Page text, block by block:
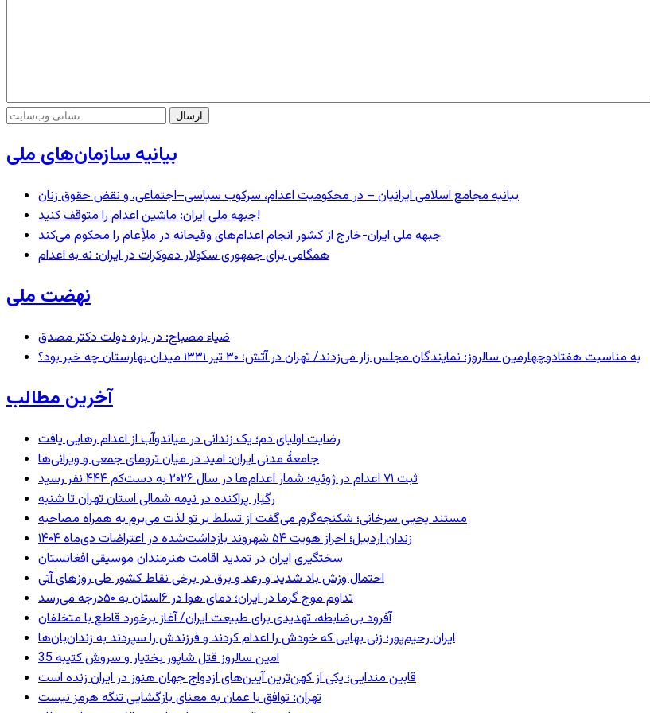
بیانیه سازمان‌های ملی
بیانیه مجامع اسلامی ایرانیان – در محکومیت اعدام، سرکوب سیاسی–اجتماعی، و نقض حقوق زنان
جبهه ملی ایران: ماشین اعدام را متوقف کنید!
جبهه ملی ایران-خارج از کشور انجام اعدام‌های وقیحانه در ملأِعام را محکوم می‌کند
همگامی برای جمهوری سکولار دموکرات در ایران: نه به اعدام
نهضت ملی
ضیاء مصباح: در باره دولت دکتر مصدق
به مناسبت هفتادوچهارمین سالروز: نمایندگان مجلس زار می‌زدند/ تهران در آتش؛ ۳۰ تیر ۱۳۳۱ میدان بهارستان چه خبر بود؟
آخرین مطالب
رضایت اولیای دم؛ یک زندانی در میاندوآب از اعدام رهایی یافت
جامعهٔ مدنی ایران: امید در میان ترومای جمعی و ویرانی‌ها
ثبت ۷۱ اعدام در ژوئیه؛ شمار اعدام‌ها در سال ۲۰۲۶ به دست‌کم ۴۴۴ نفر رسید
رگبار پراکنده در نیمه شمالی استان تهران تا شنبه
مستند یحیی سرخانی؛ شکنجه‌گرم می‌گفت از تسلط بر تو لذت می‌برم به همراه مصاحبه
زندان اردبیل؛ احراز هویت ۵۴ شهروند بازداشت‌شده در اعتراضات دی‌ماه ۱۴۰۴
سختگیری ایران در تمدید اقامت هنرمندان موسیقی افغانستان
احتمال وزش باد شدید و رعد و برق در برخی نقاط کشور طی روزهای آتی
تداوم موج گرما در ایران؛ دمای هوا در ۶استان به ۵۰درجه می‌رسد
آفرود بی‌ضابطه، تهدیدی برای طبیعت ایران/ آغاز برخورد قاطع با متخلفان
ایران رحیم‌پور؛ زنی بهایی که خودش را اعدام کردند و فرزندش را سپردند به زندان‌بان‌ها
35 امین سالروز قتل شاپور بختیار و سروش کتیبه
قابین مندایی؛ یکی از کهن‌ترین آیین‌های ازدواج جهان هنوز در ایران زنده است
تهران: توافق با عمان به معنای بازگشایی تنگه هرمز نیست